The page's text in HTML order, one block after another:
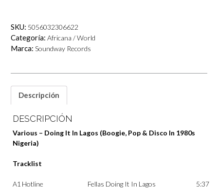
SKU: 5056032306622
Categoría: Africana / World
Marca: Soundway Records
Descripción
DESCRIPCIÓN
Various – Doing It In Lagos (Boogie, Pop & Disco In 1980s
Nigeria)
Tracklist
A1 Hotline Fellas Doing It In Lagos
5:37